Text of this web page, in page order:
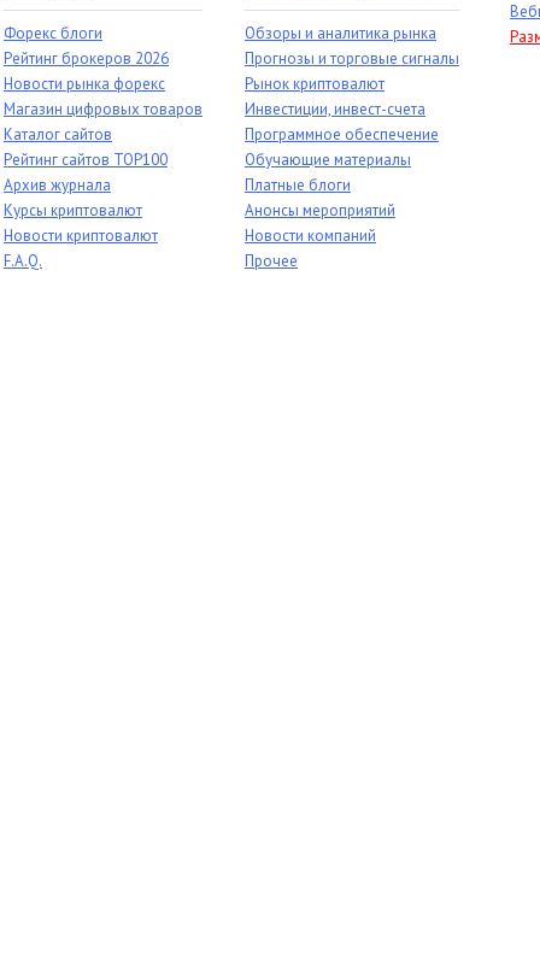
Форекс блоги
Рейтинг брокеров 2026
Новости рынка форекс
Магазин цифровых товаров
Каталог сайтов
Рейтинг сайтов TOP100
Архив журнала
Курсы криптовалют
Новости криптовалют
F.A.Q.
Обзоры и аналитика рынка
Прогнозы и торговые сигналы
Рынок криптовалют
Инвестиции, инвест-счета
Программное обеспечение
Обучающие материалы
Платные блоги
Анонсы мероприятий
Новости компаний
Прочее